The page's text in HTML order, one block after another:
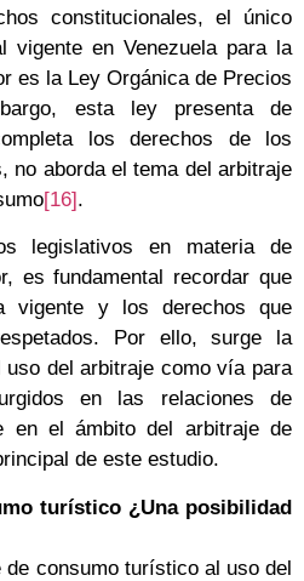
constitucionales, el único
vigente en Venezuela para la
es la Ley Orgánica de Precios
esta ley presenta de
los derechos de los
no aborda el tema del arbitraje
[16].
legislativos en materia de
es fundamental recordar que
vigente y los derechos que
Por ello, surge la
del arbitraje como vía para
en las relaciones de
en el ámbito del arbitraje de
de este estudio.
turístico ¿Una posibilidad
de consumo turístico al uso del